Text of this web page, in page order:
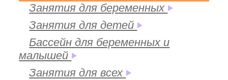
Занятия для беременных
Занятия для детей
Бассейн для беременных и
малышей
Занятия для всех